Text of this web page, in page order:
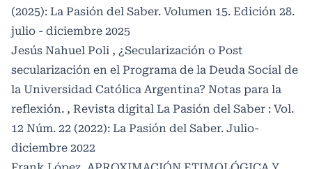
(2025): La Pasión del Saber. Volumen 15. Edición 28.
julio - diciembre 2025
Jesús Nahuel Poli , ¿Secularización o Post
secularización en el Programa de la Deuda Social de
la Universidad Católica Argentina? Notas para la
reflexión. , Revista digital La Pasión del Saber : Vol.
12 Núm. 22 (2022): La Pasión del Saber. Julio-
diciembre 2022